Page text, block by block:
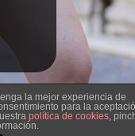
la mejor experiencia de
para la
política de cookies,